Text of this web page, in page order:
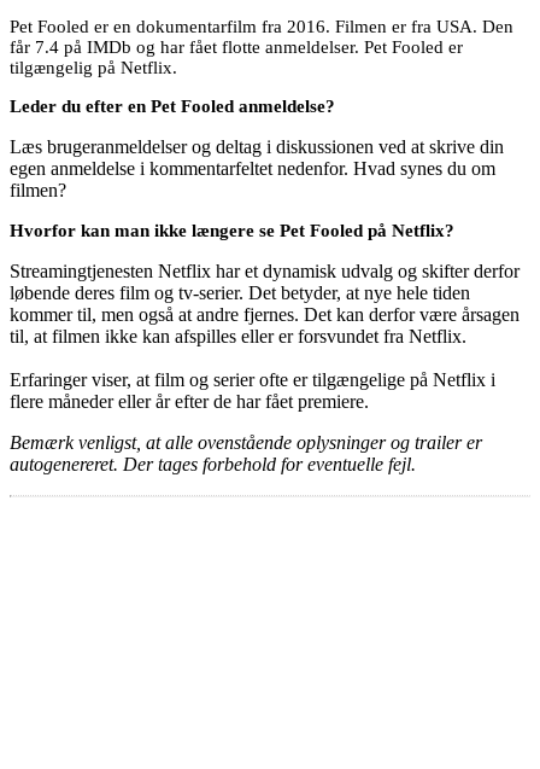
Pet Fooled er en dokumentarfilm fra 2016. Filmen er fra USA. Den
får 7.4 på IMDb og har fået flotte anmeldelser. Pet Fooled er
tilgængelig på Netflix.
Leder du efter en Pet Fooled anmeldelse?
Læs brugeranmeldelser og deltag i diskussionen ved at skrive din
egen anmeldelse i kommentarfeltet nedenfor. Hvad synes du om
filmen?
Hvorfor kan man ikke længere se Pet Fooled på Netflix?
Streamingtjenesten Netflix har et dynamisk udvalg og skifter derfor
løbende deres film og tv-serier. Det betyder, at nye hele tiden
kommer til, men også at andre fjernes. Det kan derfor være årsagen
til, at filmen ikke kan afspilles eller er forsvundet fra Netflix.
Erfaringer viser, at film og serier ofte er tilgængelige på Netflix i
flere måneder eller år efter de har fået premiere.
Bemærk venligst, at alle ovenstående oplysninger og trailer er
autogenereret. Der tages forbehold for eventuelle fejl.